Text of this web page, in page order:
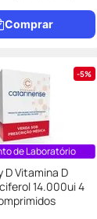
Comprar
5%
de Laboratório
D Vitamina D
14.000ui 4